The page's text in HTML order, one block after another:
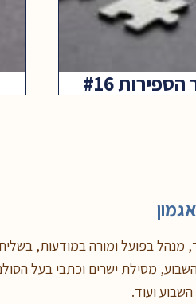
#16
מנהל בפועל ומורה במודעות,
מסילת ישרים וכתבי בעל
ועוד.